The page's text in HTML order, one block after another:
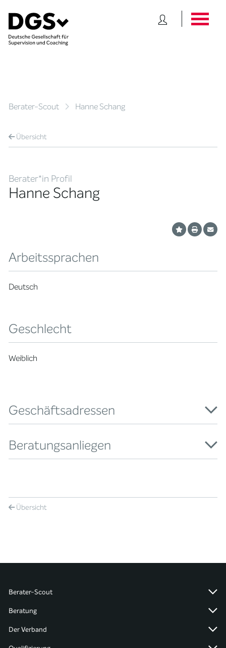
Berater-Scout Hanne Schang
Übersicht
Berater*in Profil
Hanne Schang
Arbeitssprachen
Deutsch
Geschlecht
Weiblich
Geschäftsadressen
Beratungsanliegen
Übersicht
Berater-Scout
Beratung
Der Verband